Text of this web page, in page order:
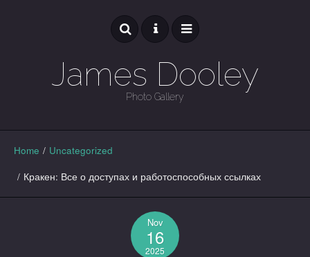
James Dooley
Photo Gallery
GALLERY
Home / Uncategorized
/ Кракен: Все о доступах и работоспособных ссылках
Nov
16
2025